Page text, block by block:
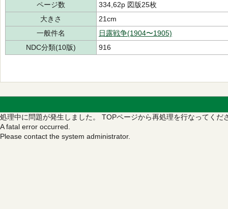
ページ数
334,62p 図版25枚
大きさ
21cm
一般件名
日露戦争(1904〜1905)
NDC分類(10版)
916
処理中に問題が発生しました。 TOPページから再処理を行なってくだ
A fatal error occurred.
Please contact the system administrator.